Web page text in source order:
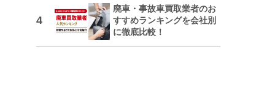
廃車・事故車買取業者のお
すすめランキングを会社別
に徹底比較！